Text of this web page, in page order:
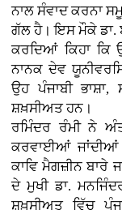
ਨਾਲ ਸੰਵਾਦ ਕਰਨਾ
ਗੱਲ ਹੈ। ਇਸ ਮੌਕੇ ਡਾ.
ਕਰਦਿਆਂ ਕਿਹਾ ਕਿ
ਨਾਨਕ ਦੇਵ
ਉਹ ਪੰਜਾਬੀ
ਸ਼ਖ਼ਸੀਅਤ ਹਨ।
ਰਮਿੰਦਰ ਰੰਮੀ ਨੇ
ਕਰਵਾਈਆਂ ਜਾਂਦੀਆਂ
ਕਾਵਿ ਮੈਗਜ਼ੀਨ ਬਾਰੇ
ਦੇ ਮੁਖੀ ਡਾ.
ਸ਼ਖ਼ਸੀਅਤ ਵਿੱਚ